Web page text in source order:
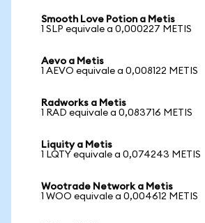
Smooth Love Potion a Metis
1 SLP equivale a 0,000227 METIS
Aevo a Metis
1 AEVO equivale a 0,008122 METIS
Radworks a Metis
1 RAD equivale a 0,083716 METIS
Liquity a Metis
1 LQTY equivale a 0,074243 METIS
Wootrade Network a Metis
1 WOO equivale a 0,004612 METIS